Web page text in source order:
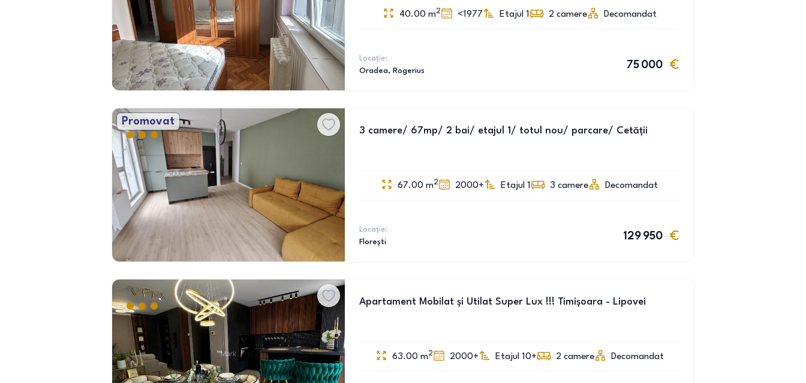
40.00 m2 <1977 Etajul 1 2 camere Decomandat
Locație:
Oradea, Rogerius
75 000
Promovat
3 camere/ 67mp/ 2 bai/ etajul 1/ totul nou/ parcare/ Cetății
67.00 m2 2000+ Etajul 1 3 camere Decomandat
Locație:
Florești
129 950
Apartament Mobilat și Utilat Super Lux !!! Timișoara - Lipovei
63.00 m2 2000+ Etajul 10+ 2 camere Decomandat